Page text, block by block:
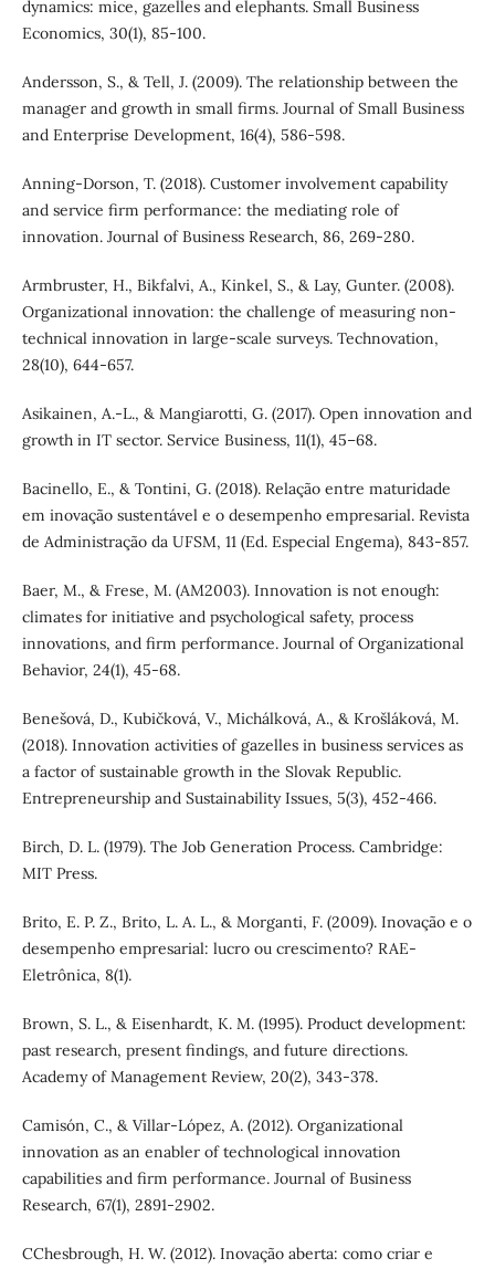
dynamics: mice, gazelles and elephants. Small Business
Economics, 30(1), 85-100.
Andersson, S., & Tell, J. (2009). The relationship between the
manager and growth in small firms. Journal of Small Business
and Enterprise Development, 16(4), 586-598.
Anning-Dorson, T. (2018). Customer involvement capability
and service firm performance: the mediating role of
innovation. Journal of Business Research, 86, 269-280.
Armbruster, H., Bikfalvi, A., Kinkel, S., & Lay, Gunter. (2008).
Organizational innovation: the challenge of measuring non-
technical innovation in large-scale surveys. Technovation,
28(10), 644-657.
Asikainen, A.-L., & Mangiarotti, G. (2017). Open innovation and
growth in IT sector. Service Business, 11(1), 45–68.
Bacinello, E., & Tontini, G. (2018). Relação entre maturidade
em inovação sustentável e o desempenho empresarial. Revista
de Administração da UFSM, 11 (Ed. Especial Engema), 843-857.
Baer, M., & Frese, M. (AM2003). Innovation is not enough:
climates for initiative and psychological safety, process
innovations, and firm performance. Journal of Organizational
Behavior, 24(1), 45-68.
Benešová, D., Kubičková, V., Michálková, A., & Krošláková, M.
(2018). Innovation activities of gazelles in business services as
a factor of sustainable growth in the Slovak Republic.
Entrepreneurship and Sustainability Issues, 5(3), 452-466.
Birch, D. L. (1979). The Job Generation Process. Cambridge:
MIT Press.
Brito, E. P. Z., Brito, L. A. L., & Morganti, F. (2009). Inovação e o
desempenho empresarial: lucro ou crescimento? RAE-
Eletrônica, 8(1).
Brown, S. L., & Eisenhardt, K. M. (1995). Product development:
past research, present findings, and future directions.
Academy of Management Review, 20(2), 343-378.
Camisón, C., & Villar-López, A. (2012). Organizational
innovation as an enabler of technological innovation
capabilities and firm performance. Journal of Business
Research, 67(1), 2891-2902.
CChesbrough, H. W. (2012). Inovação aberta: como criar e